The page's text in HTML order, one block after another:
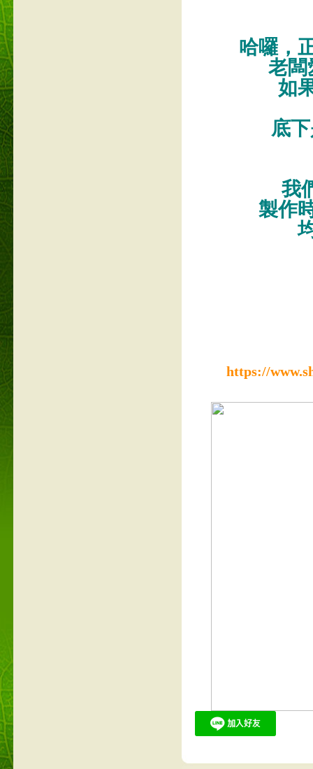
哈囉，
老闆
如
底
我
製作
https://